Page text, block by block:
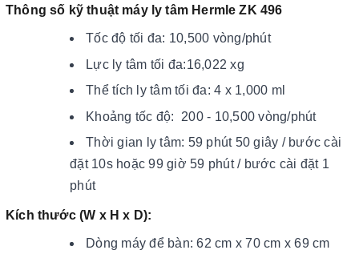
Thông số kỹ thuật máy ly tâm Hermle ZK 496
Tốc độ tối đa: 10,500 vòng/phút
Lực ly tâm tối đa:16,022 xg
Thể tích ly tâm tối đa: 4 x 1,000 ml
Khoảng tốc độ: 200 - 10,500 vòng/phút
Thời gian ly tâm: 59 phút 50 giây / bước cài
đặt 10s hoặc 99 giờ 59 phút / bước cài đặt 1
phút
Kích thước (W x H x D):
Dòng máy để bàn: 62 cm x 70 cm x 69 cm